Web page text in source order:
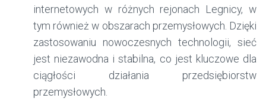
internetowych w różnych rejonach Legnicy, w
tym również w obszarach przemysłowych. Dzięki
zastosowaniu nowoczesnych technologii, sieć
jest niezawodna i stabilna, co jest kluczowe dla
ciągłości działania przedsiębiorstw
przemysłowych.